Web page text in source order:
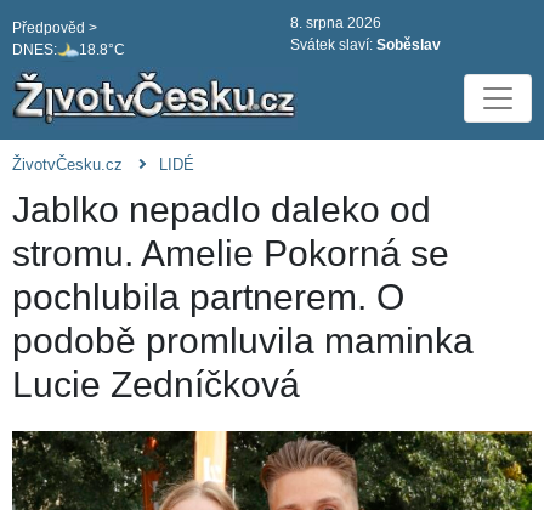
DNES: 18.8°C
Předpověd >
8. srpna 2026
Svátek slaví: Soběslav
ŽivotvČesku.cz LIDÉ
Jablko nepadlo daleko od
stromu. Amelie Pokorná se
pochlubila partnerem. O
podobě promluvila maminka
Lucie Zedníčková